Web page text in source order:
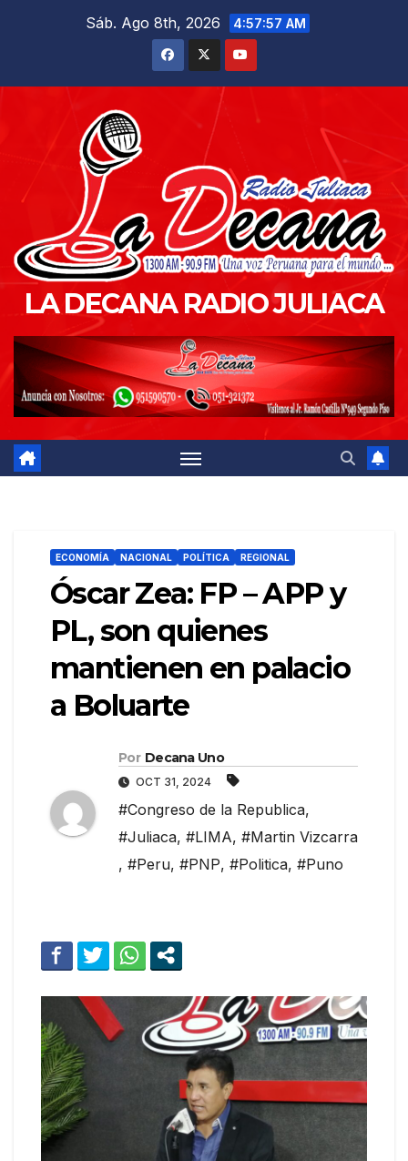
Sáb. Ago 8th, 2026 4:57:58 AM
LA DECANA RADIO JULIACA
ECONOMÍA NACIONAL POLÍTICA REGIONAL
Óscar Zea: FP – APP y
PL, son quienes
mantienen en palacio
a Boluarte
Por Decana Uno
OCT 31, 2024
#Congreso de la Republica,
#Juliaca, #LIMA, #Martin Vizcarra
, #Peru, #PNP, #Politica, #Puno